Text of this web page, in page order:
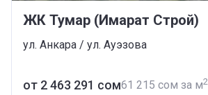
ЖК Тумар (Имарат Строй)
ул. Анкара / ул. Ауэзова
от ‍2 463 291 сом‍61 215 сом за м2